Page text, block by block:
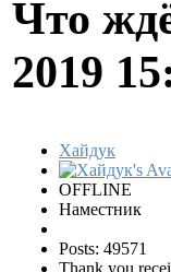
Что
2019
Хайдук
OFFLINE
Наместник
Posts: 49571
Thank you